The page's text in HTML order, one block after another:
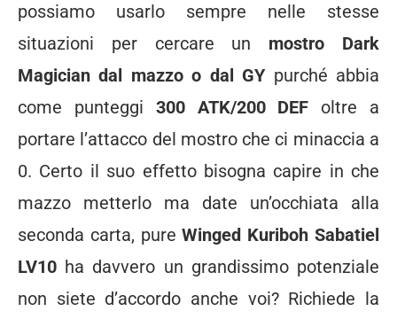
possiamo usarlo sempre nelle stesse
situazioni per cercare un mostro Dark
Magician dal mazzo o dal GYpurché abbia
come punteggi 300 ATK/200 DEF oltre a
portare l’attacco del mostro che ci minaccia a
0. Certo il suo effetto bisogna capire in che
mazzo metterlo ma date un’occhiata alla
seconda carta, pureWinged Kuriboh Sabatiel
LV10 ha davvero un grandissimo potenziale
non siete d’accordo anche voi? Richiede la